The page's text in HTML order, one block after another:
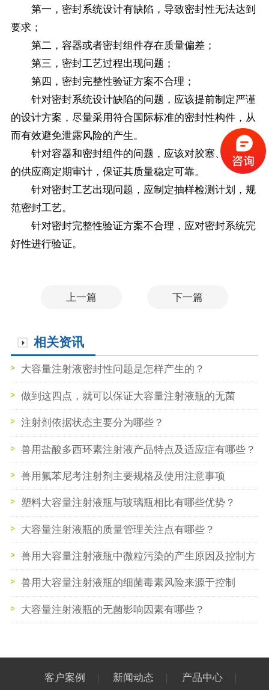
第一，密封系统设计有缺陷，导致密封性无法达到
要求；
第二，容器或者密封组件存在质量偏差；
第三，密封工艺过程出现问题；
第四，密封完整性验证方案不合理；
针对密封系统设计缺陷的问题，应该提前制定严谨
的设计方案，尽量采用符合国际标准的密封性构件，从
而有效避免泄露风险的产生。
针对容器和密封组件的问题，应该对胶塞、塑料瓶
的供应商定期审计，保证其质量稳定可靠。
针对密封工艺出现问题，应制定抽样检测计划，规
范密封工艺。
针对密封完整性验证方案不合理，应对密封系统完
好性进行验证。
上一篇 下一篇
相关资讯
大容量注射液密封性问题是怎样产生的？
做到这四点，就可以保证大容量注射液瓶的无菌
注射剂依据状态主要分为哪些？
兽用盐酸多西环素注射液产品特点及适应症有哪些？
兽用氟苯尼考注射剂主要规格及使用注意事项
塑料大容量注射液瓶与玻璃瓶相比有哪些优势？
大容量注射液瓶的质量管理关注点有哪些？
兽用大容量注射液瓶中微粒污染的产生原因及控制方
式
兽用大容量注射液瓶的细菌毒素风险来源于控制
大容量注射液瓶的无菌影响因素有哪些？
客户案例 新闻动态 产品中心